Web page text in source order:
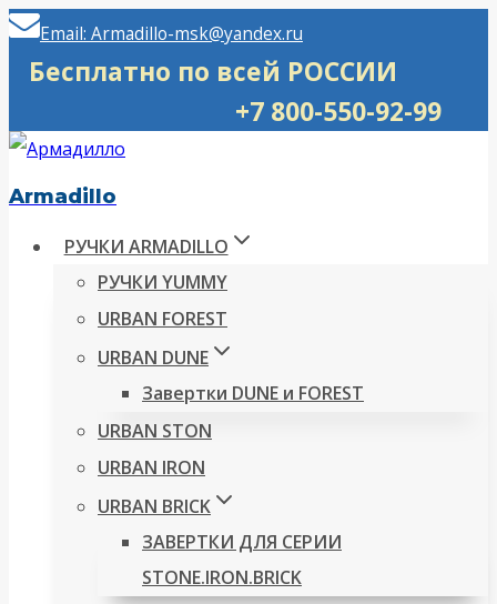
Перейти
Email: Armadillo-msk@yandex.ru
Бесплатно по всей РОССИИ
+7 800-550-92-99
Armadillo
РУЧКИ ARMADILLO
РУЧКИ YUMMY
URBAN FOREST
URBAN DUNE
Завертки DUNE и FOREST
URBAN STON
URBAN IRON
URBAN BRICK
ЗАВЕРТКИ ДЛЯ СЕРИИ
STONE.IRON.BRICK